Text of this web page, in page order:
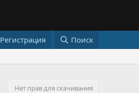
Регистрация Поиск
Нет прав для скачивания